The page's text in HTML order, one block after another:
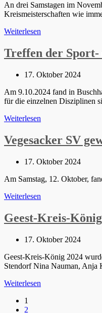
An drei Samstagen im
Kreismeisterschaften wie
Weiterlesen
Geest-
Kreises
Treffen der Sport-
Beitrag
17. Oktober 2024
Am 9.10.2024 fand in
für die einzelnen Disziplinen
Weiterlesen
Sport-
und
des
Vegesacker SV
Beitrag
17. Oktober 2024
Am Samstag, 12. Oktober,
Weiterlesen
gewinnt
den
Pokal
Geest-Kreis-
Beitrag
17. Oktober 2024
Geest-Kreis-König 2024
Stendorf Nina Nauman,
Weiterlesen
1
2